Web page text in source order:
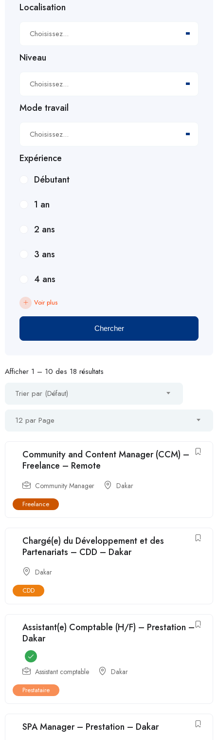
Localisation
Choisissez...
Niveau
Choisissez...
Mode travail
Choisissez...
Expérience
Débutant
1 an
2 ans
3 ans
4 ans
Voir plus
Chercher
Afficher 1 – 10 des 18 résultats
Trier par (Défaut)
12 par Page
Community and Content Manager (CCM) –
Freelance – Remote
Community Manager Dakar
Freelance
Chargé(e) du Développement et des
Partenariats – CDD – Dakar
Dakar
CDD
Assistant(e) Comptable (H/F) – Prestation –
Dakar
Assistant comptable Dakar
Prestataire
SPA Manager – Prestation – Dakar